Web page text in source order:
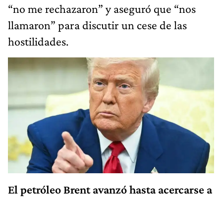
“no me rechazaron” y aseguró que “nos
llamaron” para discutir un cese de las
hostilidades.
El petróleo Brent avanzó hasta acercarse a